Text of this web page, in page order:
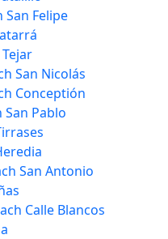
San Felipe
San Nicolás
Conceptión
Pablo
San Antonio
Calle Blancos